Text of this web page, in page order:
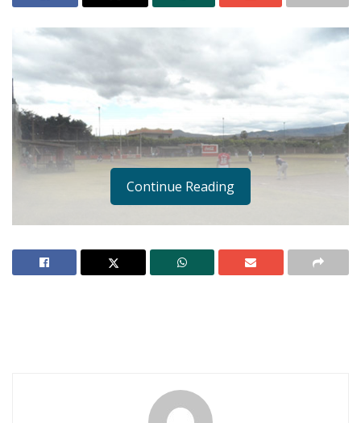
Ahuacatlán celebrá el día de Reyes con rosca y
Continue Reading